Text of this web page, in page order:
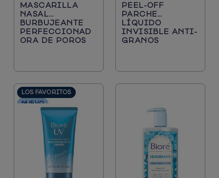
Poros Grandes
MASCARILLA
NASAL
BURBUJEANTE
PERFECCIONAD
ORA DE POROS
PEEL-OFF
PARCHE
LÍQUIDO
INVISIBLE ANTI-
GRANOS
LOS FAVORITOS
NUEVO